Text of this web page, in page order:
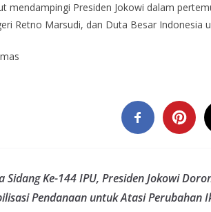
mendampingi Presiden Jokowi dalam
Retno Marsudi, dan Duta Besar Indonesia
Sidang Ke-144 IPU, Presiden Jokowi
Pendanaan untuk Atasi Perubahan